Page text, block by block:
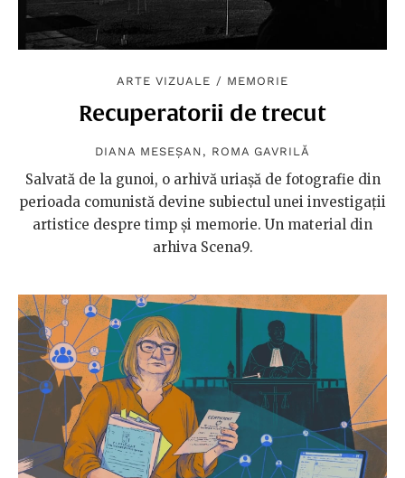
ARTE VIZUALE / MEMORIE
Recuperatorii de trecut
DIANA MESEȘAN , ROMA GAVRILĂ
Salvată de la gunoi, o arhivă uriașă de fotografie din
perioada comunistă devine subiectul unei investigații
artistice despre timp și memorie. Un material din
arhiva Scena9.